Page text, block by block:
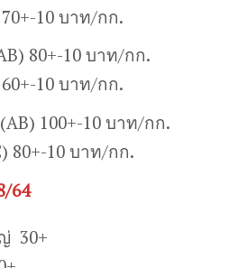
10 บาท/กก.
80+-10 บาท/กก.
10 บาท/กก.
100+-10 บาท/กก.
80+-10 บาท/กก.
64
30+